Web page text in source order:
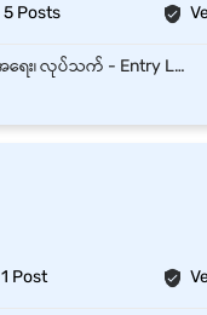
5 Posts
ပန်းပဲတန်း၊ Yangonတွင်ရှိသော Full Time အရောင်းဝန်ထမ်း ရာထူး 1 နေရာစာအတွက် အထူးအခွင့်အရေး၊ လုပ်သက် - Entry Level နှင့် Monthly လစာကောင်းကောင်းပေးမည်။ - အရောင်းလုပ်ငန်းစဉ်များကို စနစ်တကျ စီစဉ်လုပ်ဆောင်နိုင်ရမည်။ - ကုန်ပစ္စည်းအဝင်အထွက်နှင့် စာရင်းတို့ကို စာရင်းပြုစု မှတ်တမ်းတင်ရမည်။ - ကုန်ပစ္စည်းလိုအပ်ပါက ဂိုဒေါင် / အဝယ်ဌာနနှင့် ချိတ်ဆက်လုပ်ဆောင်သတင်းပို့ရမည်။ - အရောင်းကြီးကြပ်သူအား နေ့စဉ်အရောင်းအခြေအနေကို Follow Up လုပ်ခြင်း၊ စာရင်းပြုစုခြင်း၊ ကုန်ပစ္စည်းလက်ကျန်စစ်ဆေးခြင်းများ လုပ်ဆောင်ရမည်။ - Ground Stock ကောက်ပြီး Finance / Stock Audit များနှင့် စာရင်း တိုက်စစ်ဆေးရမည်။ - အခြားပေးအပ်လာသော လုပ်ငန်းတာဝန်များကိုလည်း ထမ်းဆောင်ရမည်။
1 Post